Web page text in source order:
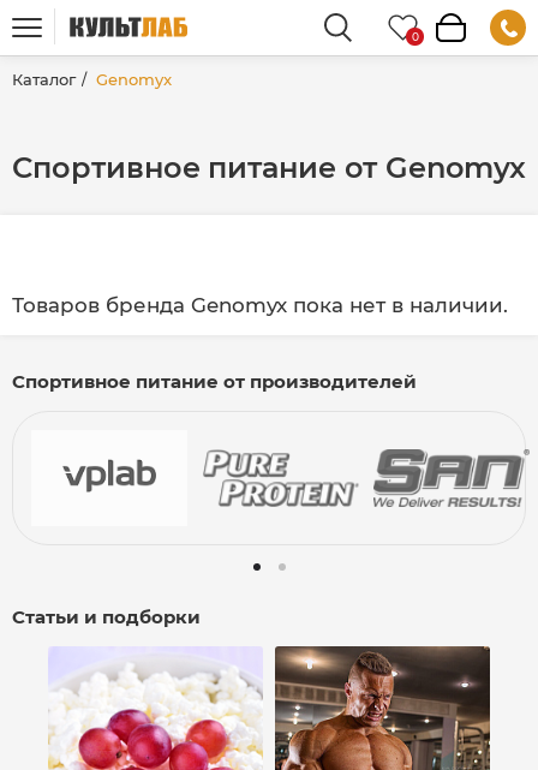
Каталог Genomyx
Спортивное питание от Genomyx
Товаров бренда Genomyx пока нет в наличии.
Спортивное питание от производителей
Статьи и подборки